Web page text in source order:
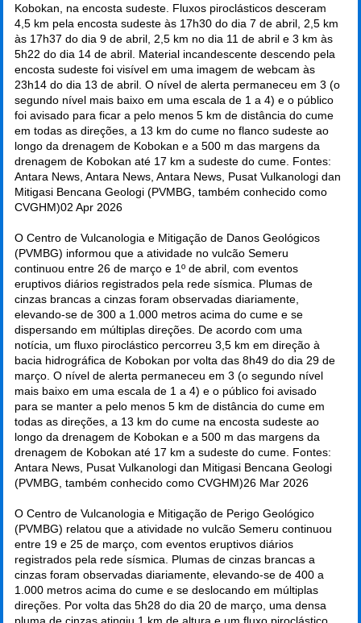
Kobokan, na encosta sudeste. Fluxos piroclásticos desceram
4,5 km pela encosta sudeste às 17h30 do dia 7 de abril, 2,5 km
às 17h37 do dia 9 de abril, 2,5 km no dia 11 de abril e 3 km às
5h22 do dia 14 de abril. Material incandescente descendo pela
encosta sudeste foi visível em uma imagem de webcam às
23h14 do dia 13 de abril. O nível de alerta permaneceu em 3 (o
segundo nível mais baixo em uma escala de 1 a 4) e o público
foi avisado para ficar a pelo menos 5 km de distância do cume
em todas as direções, a 13 km do cume no flanco sudeste ao
longo da drenagem de Kobokan e a 500 m das margens da
drenagem de Kobokan até 17 km a sudeste do cume. Fontes:
Antara News, Antara News, Antara News, Pusat Vulkanologi dan
Mitigasi Bencana Geologi (PVMBG, também conhecido como
CVGHM)02 Apr 2026
O Centro de Vulcanologia e Mitigação de Danos Geológicos
(PVMBG) informou que a atividade no vulcão Semeru
continuou entre 26 de março e 1º de abril, com eventos
eruptivos diários registrados pela rede sísmica. Plumas de
cinzas brancas a cinzas foram observadas diariamente,
elevando-se de 300 a 1.000 metros acima do cume e se
dispersando em múltiplas direções. De acordo com uma
notícia, um fluxo piroclástico percorreu 3,5 km em direção à
bacia hidrográfica de Kobokan por volta das 8h49 do dia 29 de
março. O nível de alerta permaneceu em 3 (o segundo nível
mais baixo em uma escala de 1 a 4) e o público foi avisado
para se manter a pelo menos 5 km de distância do cume em
todas as direções, a 13 km do cume na encosta sudeste ao
longo da drenagem de Kobokan e a 500 m das margens da
drenagem de Kobokan até 17 km a sudeste do cume. Fontes:
Antara News, Pusat Vulkanologi dan Mitigasi Bencana Geologi
(PVMBG, também conhecido como CVGHM)26 Mar 2026
O Centro de Vulcanologia e Mitigação de Perigo Geológico
(PVMBG) relatou que a atividade no vulcão Semeru continuou
entre 19 e 25 de março, com eventos eruptivos diários
registrados pela rede sísmica. Plumas de cinzas brancas a
cinzas foram observadas diariamente, elevando-se de 400 a
1.000 metros acima do cume e se deslocando em múltiplas
direções. Por volta das 5h28 do dia 20 de março, uma densa
pluma de cinzas atingiu 1 km de altura e um fluxo piroclástico